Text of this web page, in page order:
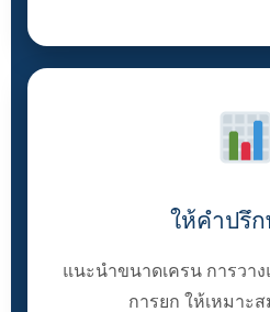
ให้คำปรึ
แนะนำขนาดเครน การวา
การยก ให้เหมาะ